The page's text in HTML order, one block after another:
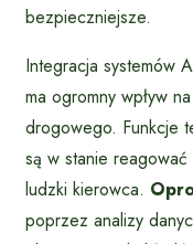
bezpieczniejsze.
Integracja systemów
ma ogromny wpływ
drogowego. Funkcje
są w stanie
ludzki kierowca.
poprzez analizy